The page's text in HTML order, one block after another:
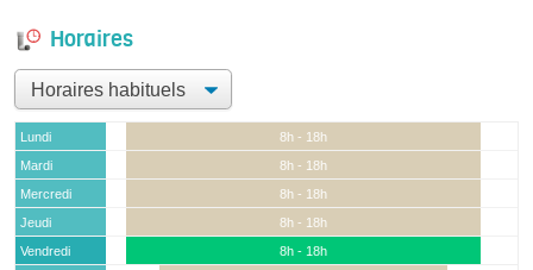
Horaires
Lundi
8h - 18h
Mardi
8h - 18h
Mercredi
8h - 18h
Jeudi
8h - 18h
Vendredi
8h - 18h